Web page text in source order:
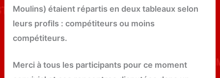
Moulins) étaient répartis en deux tableaux selon
leurs profils : compétiteurs ou moins
compétiteurs.
Merci à tous les participants pour ce moment